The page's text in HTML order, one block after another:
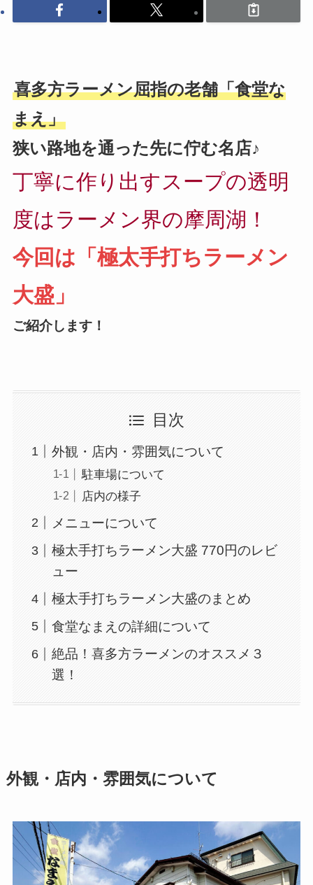
喜多方ラーメン屈指の老舗「食堂な
まえ」
狭い路地を通った先に佇む名店♪
丁寧に作り出すスープの透明
度はラーメン界の摩周湖！
今回は「極太手打ちラーメン
大盛」
ご紹介します！
目次
外観・店内・雰囲気について
駐車場について
店内の様子
メニューについて
極太手打ちラーメン大盛 770円のレビ
ュー
極太手打ちラーメン大盛のまとめ
食堂なまえの詳細について
絶品！喜多方ラーメンのオススメ３
選！
外観・店内・雰囲気について